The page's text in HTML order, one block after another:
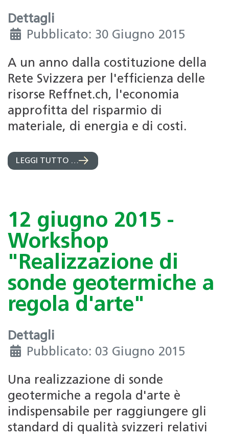
Dettagli
Pubblicato: 30 Giugno 2015
A un anno dalla costituzione della
Rete Svizzera per l'efficienza delle
risorse Reffnet.ch, l'economia
approfitta del risparmio di
materiale, di energia e di costi.
LEGGI TUTTO …
12 giugno 2015 -
Workshop
"Realizzazione di
sonde geotermiche a
regola d'arte"
Dettagli
Pubblicato: 03 Giugno 2015
Una realizzazione di sonde
geotermiche a regola d'arte è
indispensabile per raggiungere gli
standard di qualità svizzeri relativi